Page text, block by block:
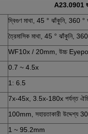
A23.0901
দ্বিগুণ মাথা, 45 ° ঝাঁকুনি, 360
ত্রৈমাসিক মাথা, 45 ° ঝাঁকুনি,
WF10x / 20mm, উচ্চ
0.7 ~ 4.5x
1: 6.5
7x-45x, 3.5x-180x পর্যন্ত
100mm, সহায়তাকারী উদ্দেশ্য
1 ~ 95.2mm